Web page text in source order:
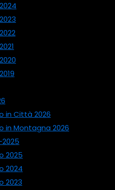
in Città 2026
in Montagna 2026
2025
2025
2024
2023